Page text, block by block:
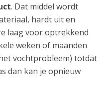
. Dat middel wordt
hardt uit en
laag voor optrekkend
weken of maanden
vochtprobleem) totdat
dan kan je opnieuw